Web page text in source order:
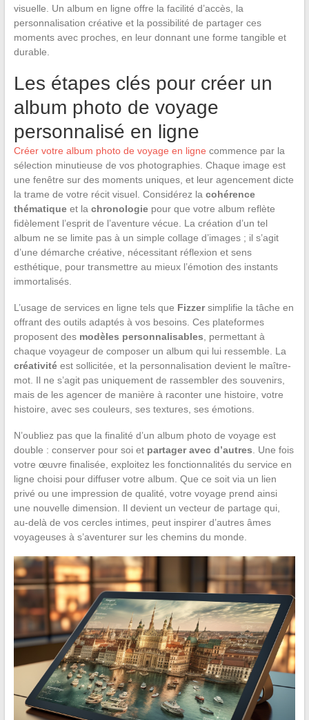
visuelle. Un album en ligne offre la facilité d’accès, la
personnalisation créative et la possibilité de partager ces
moments avec proches, en leur donnant une forme tangible et
durable.
Les étapes clés pour créer un
album photo de voyage
personnalisé en ligne
Créer votre album photo de voyage en ligne commence par la
sélection minutieuse de vos photographies. Chaque image est
une fenêtre sur des moments uniques, et leur agencement dicte
la trame de votre récit visuel. Considérez la cohérence
thématiqueet la chronologiepour que votre album reflète
fidèlement l’esprit de l’aventure vécue. La création d’un tel
album ne se limite pas à un simple collage d’images ; il s’agit
d’une démarche créative, nécessitant réflexion et sens
esthétique, pour transmettre au mieux l’émotion des instants
immortalisés.
L’usage de services en ligne tels que Fizzersimplifie la tâche en
offrant des outils adaptés à vos besoins. Ces plateformes
proposent des modèles personnalisables , permettant à
chaque voyageur de composer un album qui lui ressemble. La
créativitéest sollicitée, et la personnalisation devient le maître-
mot. Il ne s’agit pas uniquement de rassembler des souvenirs,
mais de les agencer de manière à raconter une histoire, votre
histoire, avec ses couleurs, ses textures, ses émotions.
N’oubliez pas que la finalité d’un album photo de voyage est
double : conserver pour soi et partager avec d’autres . Une fois
votre œuvre finalisée, exploitez les fonctionnalités du service en
ligne choisi pour diffuser votre album. Que ce soit via un lien
privé ou une impression de qualité, votre voyage prend ainsi
une nouvelle dimension. Il devient un vecteur de partage qui,
au-delà de vos cercles intimes, peut inspirer d’autres âmes
voyageuses à s’aventurer sur les chemins du monde.